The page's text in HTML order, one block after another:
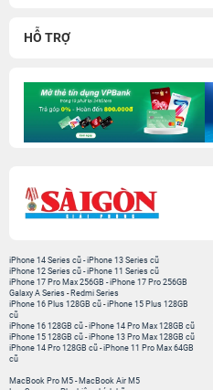
HỖ TRỢ
iPhone 14 Series cũ -iPhone 13 Series cũ
iPhone 12 Series cũ -iPhone 11 Series cũ
iPhone 17 Pro Max 256GB -iPhone 17 Pro 256GB
Galaxy A Series - Redmi Series
iPhone 16 Plus 128GB cũ -iPhone 15 Plus 128GB
cũ
iPhone 16 128GB cũ -iPhone 14 Pro Max 128GB cũ
iPhone 15 128GB cũ -iPhone 13 Pro Max 128GB cũ
iPhone 14 Pro 128GB cũ -iPhone 11 Pro Max 64GB
cũ
MacBook Pro M5 - MacBook Air M5